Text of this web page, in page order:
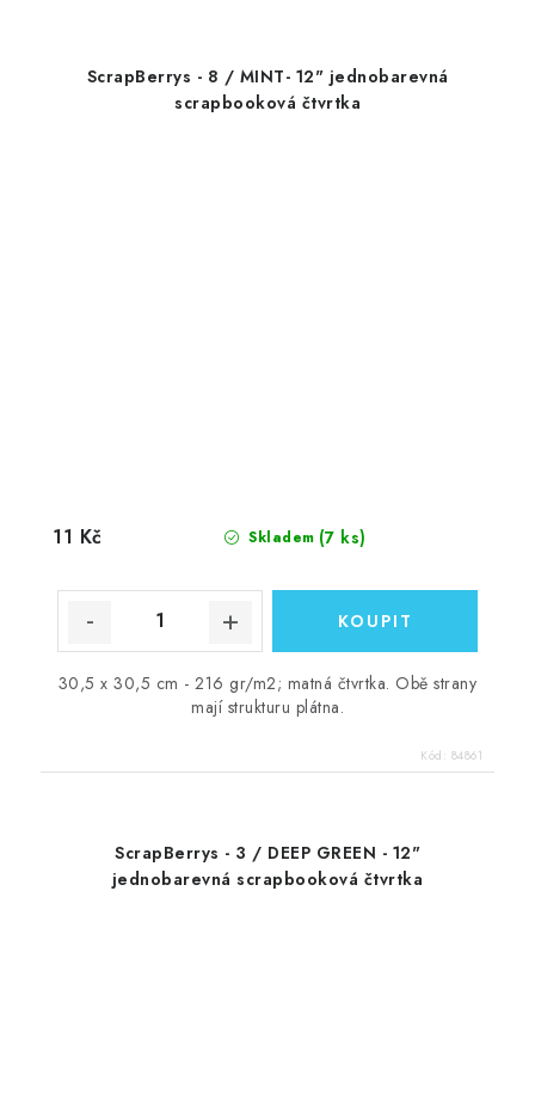
ScrapBerrys - 8 / MINT- 12" jednobarevná
scrapbooková čtvrtka
Skladem (7 ks)
11 Kč
30,5 x 30,5 cm - 216 gr/m2; matná čtvrtka. Obě strany
mají strukturu plátna.
Kód: 84861
ScrapBerrys - 3 / DEEP GREEN - 12"
jednobarevná scrapbooková čtvrtka